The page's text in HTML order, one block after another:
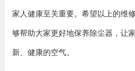
家人健康至关重要。希望以上的维
够帮助大家更好地保养除尘器，让
新、健康的空气。